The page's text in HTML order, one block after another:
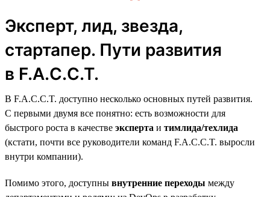
Эксперт, лид, звезда,
стартапер. Пути развития
в F.A.C.C.T.
В F.A.C.C.T. доступно несколько основных путей развития.
С первыми двумя все понятно: есть возможности для
быстрого роста в качестве эксперта и тимлида/техлида
(кстати, почти все руководители команд F.A.C.C.T. выросли
внутри компании).
Помимо этого, доступны внутренние переходы между